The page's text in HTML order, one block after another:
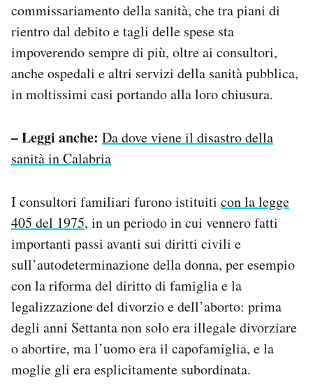
commissariamento della sanità, che tra piani di
rientro dal debito e tagli delle spese sta
impoverendo sempre di più, oltre ai consultori,
anche ospedali e altri servizi della sanità pubblica,
in moltissimi casi portando alla loro chiusura.
– Leggi anche: Da dove viene il disastro della
sanità in Calabria
I consultori familiari furono istituiti con la legge
405 del 1975, in un periodo in cui vennero fatti
importanti passi avanti sui diritti civili e
sull’autodeterminazione della donna, per esempio
con la riforma del diritto di famiglia e la
legalizzazione del divorzio e dell’aborto: prima
degli anni Settanta non solo era illegale divorziare
o abortire, ma l’uomo era il capofamiglia, e la
moglie gli era esplicitamente subordinata.